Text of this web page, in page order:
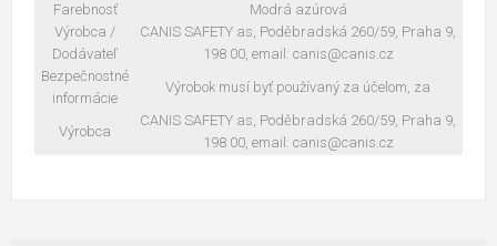
Farebnosť
Modrá azúrová
Výrobca /
Dodávateľ
CANIS SAFETY as, Poděbradská 260/59, Praha 9,
198 00, email: canis@canis.cz
Bezpečnostné
informácie
Výrobok musí byť používaný za účelom, za
Výrobca
CANIS SAFETY as, Poděbradská 260/59, Praha 9,
198 00, email: canis@canis.cz